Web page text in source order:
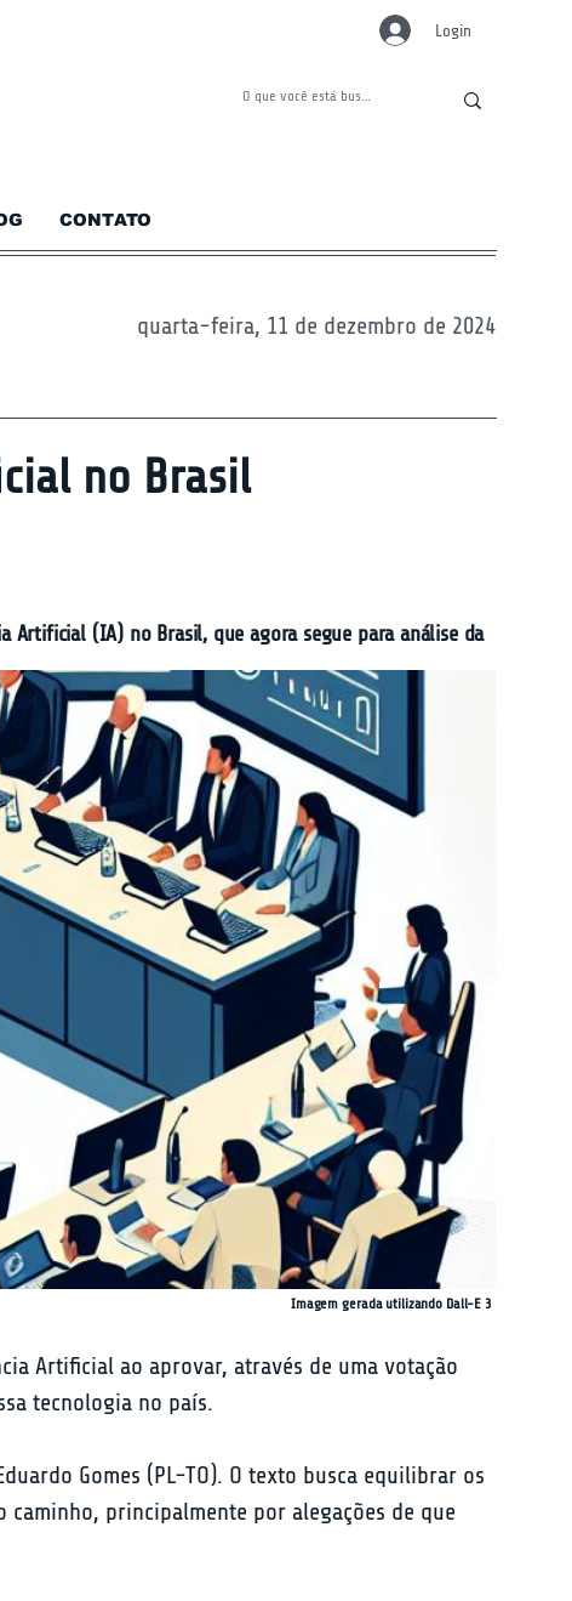
CONTATO
Login
quarta-feira, 11 de dezembro de 2024
no Brasil
Artificial (IA) no Brasil, que agora segue para análise da
Imagem gerada utilizando Dall-E 3
Artificial ao aprovar, através de uma votação
tecnologia no país.
Gomes (PL-TO). O texto busca equilibrar os
principalmente por alegações de que